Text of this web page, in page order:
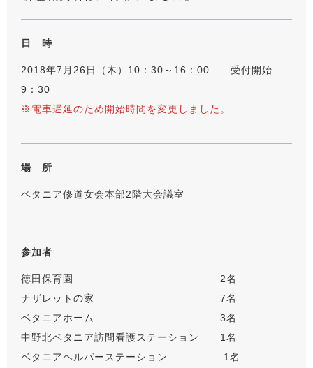
日 時
2018年7月26日（木）10：30～16：00 受付開始
9：30
※電車遅延のため開始時間を変更しました。
場 所
ベタニア修道女会本部2階大会議室
参加者
徳田保育園 2名
ナザレットの家 7名
ベタニアホーム 3名
中野北ベタニア訪問看護ステーション 1名
ベタニアヘルパーステーション 1名